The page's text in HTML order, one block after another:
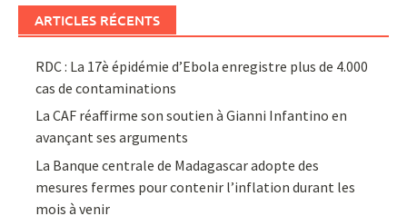
ARTICLES RÉCENTS
RDC : La 17è épidémie d’Ebola enregistre plus de 4.000
cas de contaminations
La CAF réaffirme son soutien à Gianni Infantino en
avançant ses arguments
La Banque centrale de Madagascar adopte des
mesures fermes pour contenir l’inflation durant les
mois à venir